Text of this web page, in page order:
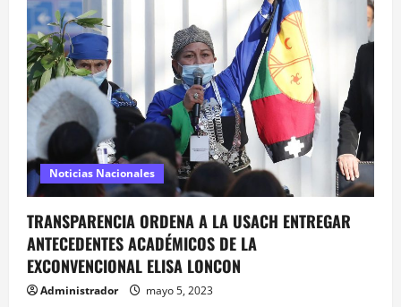
en
la
Corte
de
Santiago
para
evitar
entregar
antecedentes
de
Loncón
Noticias Nacionales
TRANSPARENCIA ORDENA A LA USACH ENTREGAR
ANTECEDENTES ACADÉMICOS DE LA
EXCONVENCIONAL ELISA LONCON
Administrador mayo 5, 2023